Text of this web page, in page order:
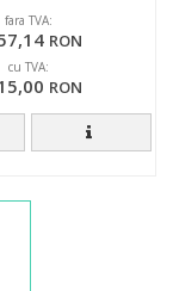
fara TVA:
RON
cu TVA:
RON